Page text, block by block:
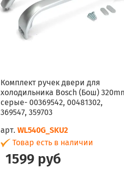
Комплект ручек двери для
холодильника Bosch (Бош)
серые- 00369542, 00481302,
369547, 359703
арт.WL540G_SKU2
Товар есть в наличии
1599 руб